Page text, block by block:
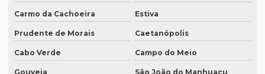
Onde fazer tradução juramentada em sp
Onde fazer tradução em porto alegre
Onde fazer transcrição de áudio para texto
Carmo da Cachoeira Estiva
Prudente de Morais Caetanópolis
Cabo Verde Campo do Meio
Gouveia São João do Manhuaçu